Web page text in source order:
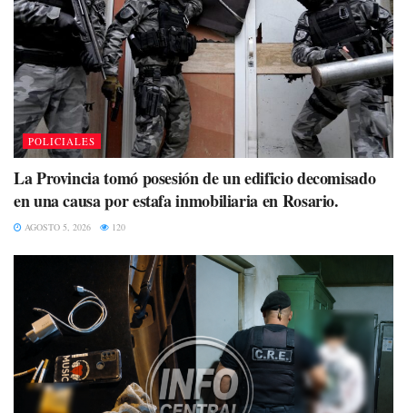
POLICIALES
La Provincia tomó posesión de un edificio decomisado
en una causa por estafa inmobiliaria en Rosario.
AGOSTO 5, 2026 120